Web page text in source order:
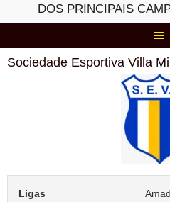
DOS PRINCIPAIS
Sociedade Esportiva Villa
Ligas